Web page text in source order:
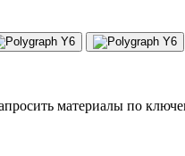
материалы по